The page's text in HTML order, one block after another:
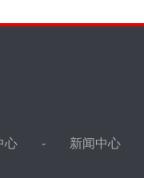
心 新闻中心